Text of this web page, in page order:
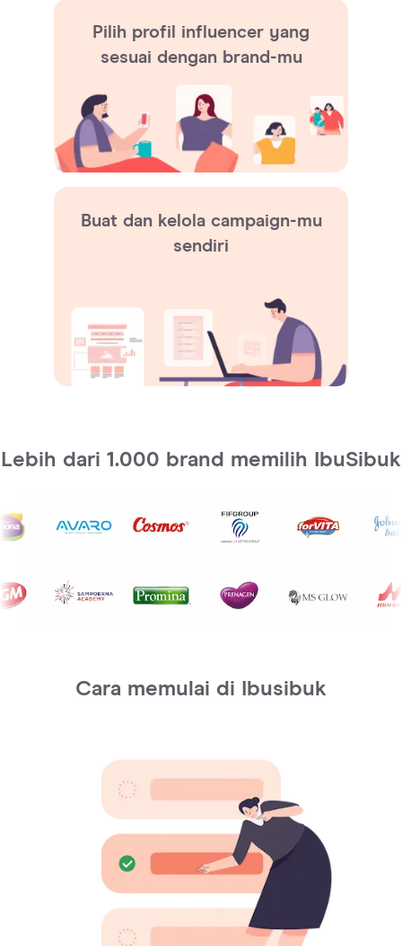
Pilih profil influencer yang
sesuai dengan brand-mu
Buat dan kelola campaign-mu
sendiri
Lebih dari 1.000 brand memilih IbuSibuk
Cara memulai di Ibusibuk